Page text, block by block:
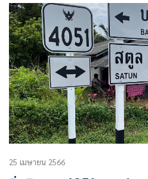
ไปยังภาคตะวันออก
25 เมษายน 2566